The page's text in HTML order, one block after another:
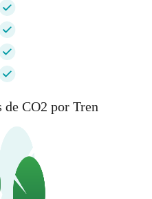
CO2 por Tren